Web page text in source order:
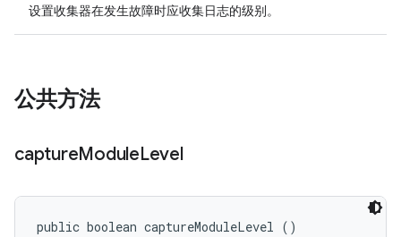
设置收集器在发生故障时应收集日志的级别。
公共方法
captureModuleLevel
public boolean captureModuleLevel ()